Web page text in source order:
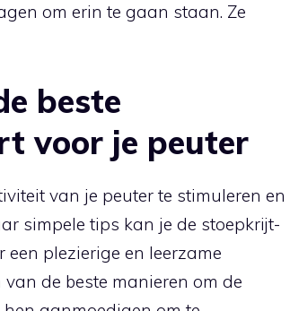
om erin te gaan staan. Ze
beste
voor je peuter
van je peuter te stimuleren en
simpele tips kan je de stoepkrijt-
plezierige en leerzame
de beste manieren om de